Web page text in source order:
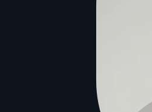
Sebastian analysiert Workflows,
Als zertifizierter MAKE-